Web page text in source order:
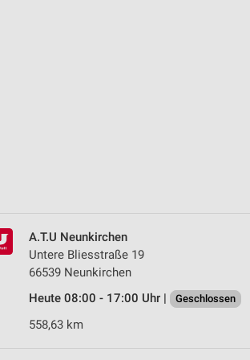
A.T.U Neunkirchen
Untere Bliesstraße 19
66539 Neunkirchen
Heute 08:00 - 17:00 Uhr |
Geschlossen
558,63 km